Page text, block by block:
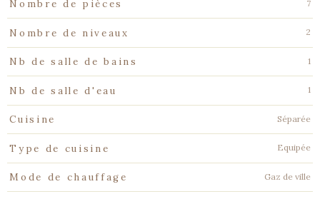
Nombre de pièces 7
Nombre de niveaux 2
Nb de salle de bains 1
Nb de salle d'eau 1
Cuisine Séparée
Type de cuisine Equipée
Mode de chauffage Gaz de ville